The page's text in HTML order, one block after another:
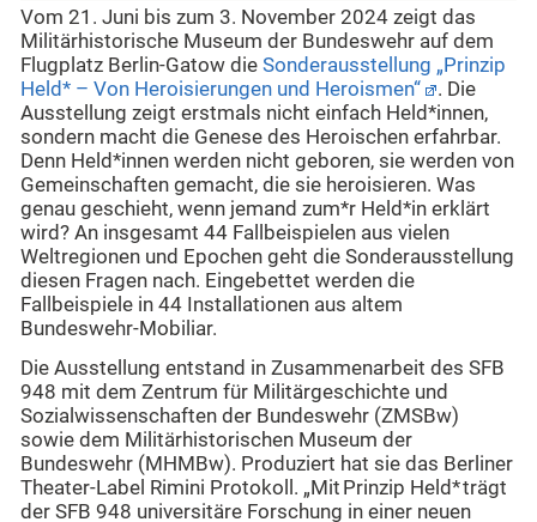
Vom 21. Juni bis zum 3. November 2024 zeigt das
Militärhistorische Museum der Bundeswehr auf dem
Flugplatz Berlin-Gatow die Sonderausstellung „Prinzip
Held* – Von Heroisierungen und Heroismen“
. Die
Ausstellung zeigt erstmals nicht einfach Held*innen,
sondern macht die Genese des Heroischen erfahrbar.
Denn Held*innen werden nicht geboren, sie werden von
Gemeinschaften gemacht, die sie heroisieren. Was
genau geschieht, wenn jemand zum*r Held*in erklärt
wird? An insgesamt 44 Fallbeispielen aus vielen
Weltregionen und Epochen geht die Sonderausstellung
diesen Fragen nach. Eingebettet werden die
Fallbeispiele in 44 Installationen aus altem
Bundeswehr-Mobiliar.
Die Ausstellung entstand in Zusammenarbeit des SFB
948 mit dem Zentrum für Militärgeschichte und
Sozialwissenschaften der Bundeswehr (ZMSBw)
sowie dem Militärhistorischen Museum der
Bundeswehr (MHMBw). Produziert hat sie das Berliner
Theater-Label Rimini Protokoll. „Mit Prinzip Held* trägt
der SFB 948 universitäre Forschung in einer neuen